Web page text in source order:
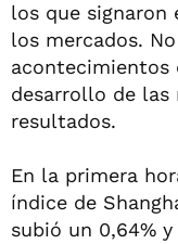
los que signaron
los mercados.
acontecimientos
desarrollo de las
resultados.
En la primera
índice de
subió un 0,64%